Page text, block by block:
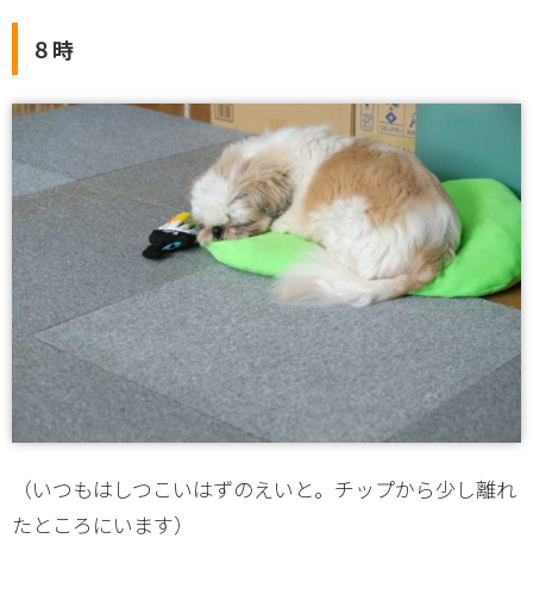
８時
（いつもはしつこいはずのえいと。チップから少し離れ
たところにいます）